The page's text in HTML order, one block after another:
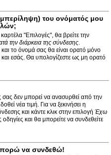
του ονόματός μου
"Επιλογές", θα βρείτε την
την διάρκεια της σύνδεσης.
και το όνομά σας θα είναι ορατό μόνο
και εσάς. Θα υπολογίζεστε ως μη ορατό
δεν μπορεί να ανασυρθεί από την
νέα τιμή. Για να ξεκινήσει η
και κάντε κλικ στην επιλογή Έχω
οδηγίες και θα μπορείτε να συνδεθείτε
να συνδεθώ!